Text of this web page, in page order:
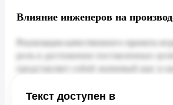
Влияние инженеров на
Текст доступен в